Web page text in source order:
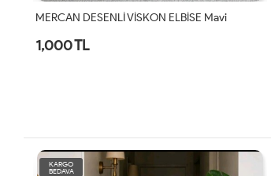
MERCAN DESENLİ VİSKON ELBİSE Mavi
1,000 TL
KARGO
BEDAVA